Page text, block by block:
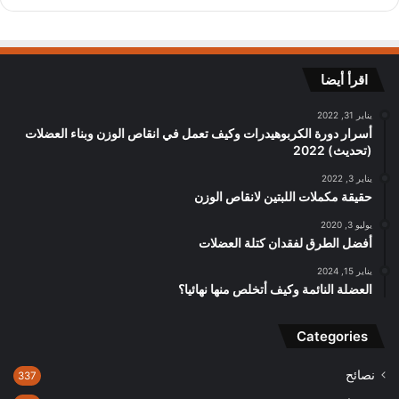
اقرأ أيضا
يناير 31, 2022
أسرار دورة الكربوهيدرات وكيف تعمل في انقاص الوزن وبناء العضلات
(تحديث) 2022
يناير 3, 2022
حقيقة مكملات اللبتين لانقاص الوزن
يوليو 3, 2020
أفضل الطرق لفقدان كتلة العضلات
يناير 15, 2024
العضلة النائمة وكيف أتخلص منها نهائيا؟
Categories
نصائح 337